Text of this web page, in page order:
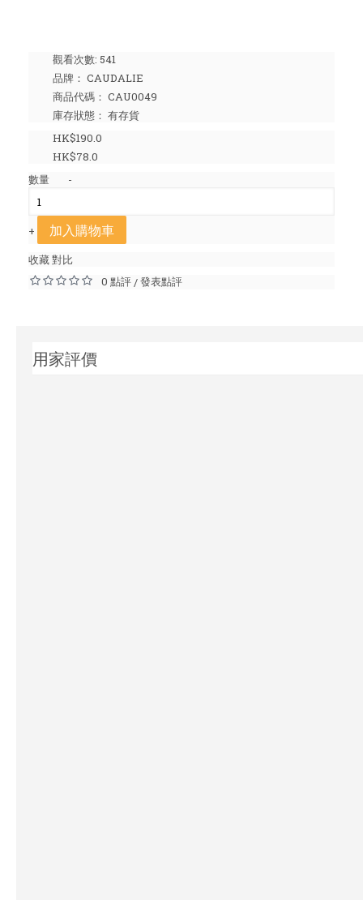
觀看次數: 541
品牌： CAUDALIE
商品代碼： CAU0049
庫存狀態： 有存貨
HK$190.0
HK$78.0
數量
-
+ 加入購物車
收藏對比
0 點評/發表點評
用家評價